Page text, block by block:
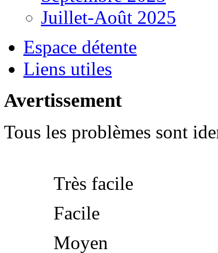
Juillet-Août 2025
Espace détente
Liens utiles
Avertissement
Tous les problèmes sont
Très facile
Facile
Moyen